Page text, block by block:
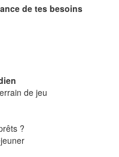
de tes besoins
de jeu
?